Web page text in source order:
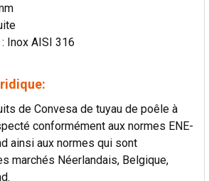
Inox AISI 316
de Convesa de tuyau de poêle à
conformément aux normes ENE-
ainsi aux normes qui sont
marchés Néerlandais, Belgique,